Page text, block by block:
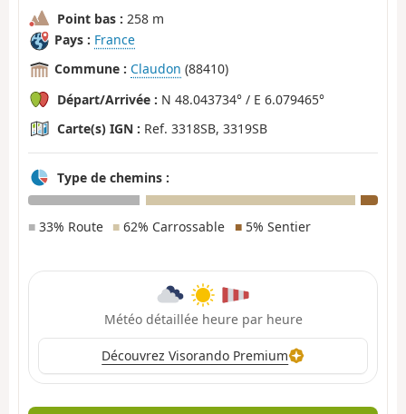
Point bas : 258 m
Pays : France
Commune : Claudon (88410)
Départ/Arrivée : N 48.043734° / E 6.079465°
Carte(s) IGN : Ref. 3318SB, 3319SB
Type de chemins :
■ 33% Route ■ 62% Carrossable ■5% Sentier
Météo détaillée heure par heure
Découvrez Visorando Premium